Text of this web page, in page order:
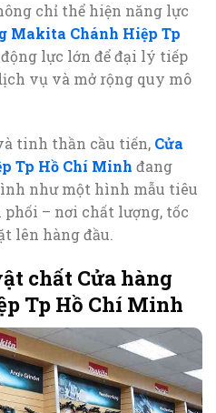
chỉ thể hiện năng lực
Makita Chánh Hiệp Tp
động lực lớn để đại lý tiếp
vụ và mở rộng quy mô
tinh thần cầu tiến, Cửa
Tp Hồ Chí Minh đang
như một hình mẫu tiêu
– nơi chất lượng, tốc
lên hàng đầu.
chất Cửa hàng
Tp Hồ Chí Minh